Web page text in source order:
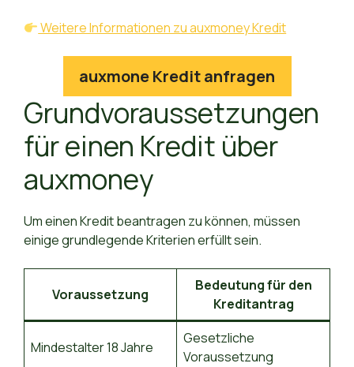
Weitere Informationen zu auxmoney Kredit
auxmone Kredit anfragen
Grundvoraussetzungen
für einen Kredit über
auxmoney
Um einen Kredit beantragen zu können, müssen
einige grundlegende Kriterien erfüllt sein.
Voraussetzung
Bedeutung für den
Kreditantrag
Mindestalter 18 Jahre
Gesetzliche
Voraussetzung